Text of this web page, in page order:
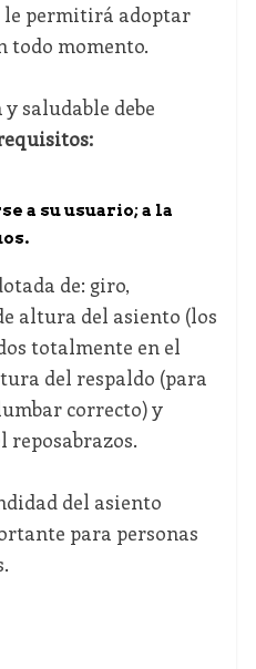
le permitirá adoptar
todo momento.
saludable debe
a su usuario; a la
de: giro,
altura del asiento (los
totalmente en el
del respaldo (para
correcto) y
reposabrazos.
del asiento
para personas